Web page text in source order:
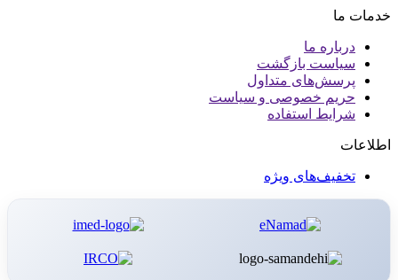
خدمات ما
درباره ما
سیاست بازگشت
پرسش‌های متداول
حریم خصوصی و سیاست
شرایط استفاده
اطلاعات
تخفیف‌های ویژه